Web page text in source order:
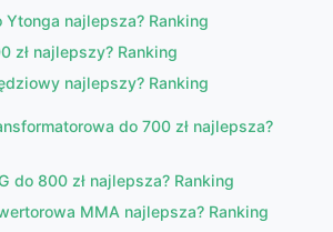
najlepsza? Ranking
zł najlepszy? Ranking
najlepszy? Ranking
do 700 zł najlepsza?
do 800 zł najlepsza? Ranking
MMA najlepsza? Ranking